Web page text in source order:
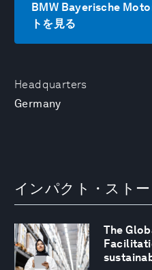
Headquarters
Germany
BMW Bayerische
トを見る
インパクト・スト
The